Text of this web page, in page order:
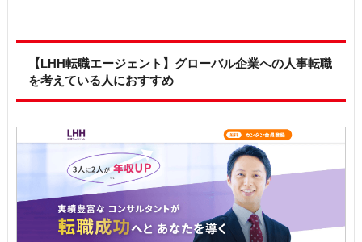
【LHH転職エージェント】グローバル企業への人事転職
を考えている人におすすめ